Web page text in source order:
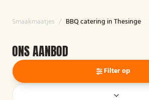
Smaakmaatjes / BBQ catering in Thesinge
ONS AANBOD
Filter op